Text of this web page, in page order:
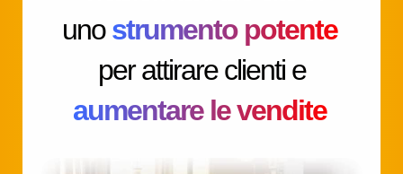
unostrumento potente
per attirare clienti e
aumentare le vendite